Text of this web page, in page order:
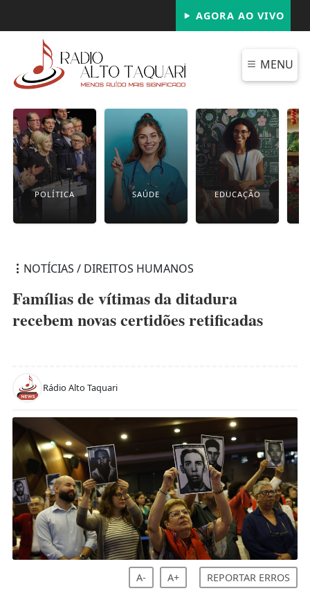
AGORA AO VIVO
MENU
POLÍTICA SAÚDE EDUCAÇÃO
NOTÍCIAS / DIREITOS HUMANOS
Famílias de vítimas da ditadura
recebem novas certidões retificadas
Rádio Alto Taquari
A- A+ REPORTAR ERROS